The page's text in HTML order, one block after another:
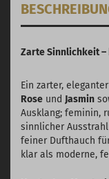
Zarte Sinnlichkeit
Ein zarter,
Rose und Jasmin
Ausklang; feminin,
sinnlicher
feiner Dufthauch
klar als moderne,